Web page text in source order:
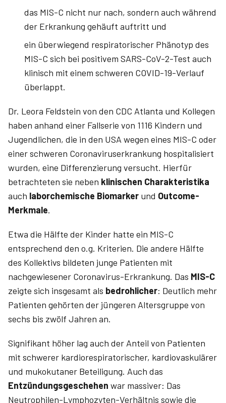
das MIS-C nicht nur nach, sondern auch während
der Erkrankung gehäuft auftritt und
ein überwiegend respiratorischer Phänotyp des
MIS-C sich bei positivem SARS-CoV-2-Test auch
klinisch mit einem schweren ­COVID-19-Verlauf
überlappt.
Dr. Leora­ Feldstein­ von den CDC Atlanta und Kollegen
haben anhand einer Fallserie von 1116 Kindern und
Jugendlichen, die in den USA wegen eines MIS-C oder
einer schweren Coronaviruserkrankung hospitalisiert
wurden, eine Differenzierung versucht. Hierfür
betrachteten sie neben klinischen Charakteristika
auch laborchemische Biomarker und Outcome-
Merkmale.
Etwa die Hälfte der Kinder hatte ein MIS-C
entsprechend den o.g. Kriterien. Die andere Hälfte
des Kollektivs bildeten junge Patienten mit
nachgewiesener Coronavirus-Erkrankung. Das MIS-C
zeigte sich insgesamt als bedrohlicher: Deutlich mehr
Patienten gehörten der jüngeren Altersgruppe von
sechs bis zwölf Jahren an.
Signifikant höher lag auch der Anteil von Patienten
mit schwerer kardiorespiratorischer, kardiovaskulärer
und mukokutaner Beteiligung. Auch das
Entzündungsgeschehen war massiver: Das
Neutrophilen-Lymphozyten-Verhältnis sowie die